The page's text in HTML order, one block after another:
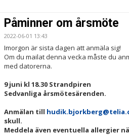
MEDIA / GRAFISK PROFIL
KALENDER
OM KLUBBEN
MEDLEMSINFORMATION
Påminner om årsmöte
2022-06-01 13:43
Imorgon är sista dagen att anmäla sig!
Om du mailat denna vecka måste du
med datorerna.
9 juni kl 18.30 Strandpiren
Sedvanliga årsmötesärenden.
Anmälan till
skull.
Meddela även eventuella allergier